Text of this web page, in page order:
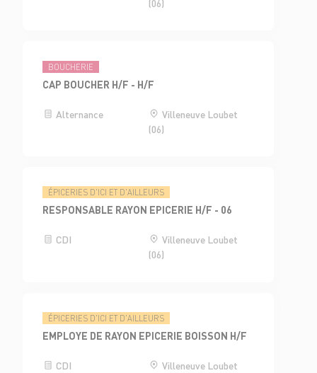
(06)
BOUCHERIE
CAP BOUCHER H/F - H/F
Alternance
Villeneuve Loubet
(06)
ÉPICERIES D'ICI ET D'AILLEURS
RESPONSABLE RAYON EPICERIE H/F - 06
CDI
Villeneuve Loubet
(06)
ÉPICERIES D'ICI ET D'AILLEURS
EMPLOYE DE RAYON EPICERIE BOISSON H/F
CDI
Villeneuve Loubet